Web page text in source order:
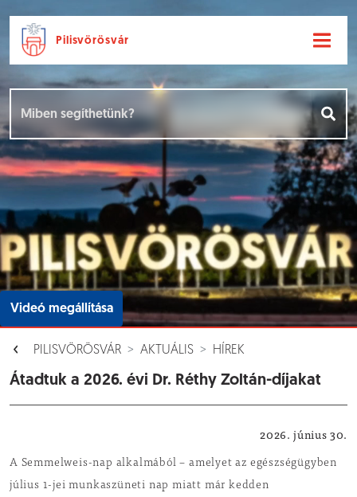
Ugrás a fő tartalomhoz
Pilisvörösvár
Videó megállítása
PILISVÖRÖSVÁR AKTUÁLIS HÍREK
Átadtuk a 2026. évi Dr. Réthy Zoltán-díjakat
2026. június 30.
A Semmelweis-nap alkalmából – amelyet az egészségügyben
július 1-jei munkaszüneti nap miatt már kedden
Hírek [
Események []
Dokumentumok [
Aloldalak []